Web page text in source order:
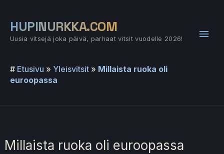
sisältöön
HUPINURKKA.COM
Uusia vitsejä joka päivä, parhaat vitsit vuodelle 2026!
# Etusivu » Yleisvitsit » Millaista ruoka oli
euroopassa
Millaista ruoka oli euroopassa